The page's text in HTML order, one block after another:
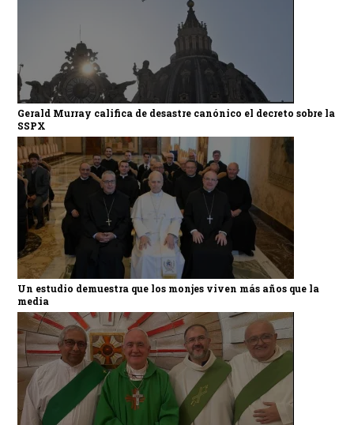
Gerald Murray califica de desastre canónico el decreto sobre la
SSPX
Un estudio demuestra que los monjes viven más años que la
media